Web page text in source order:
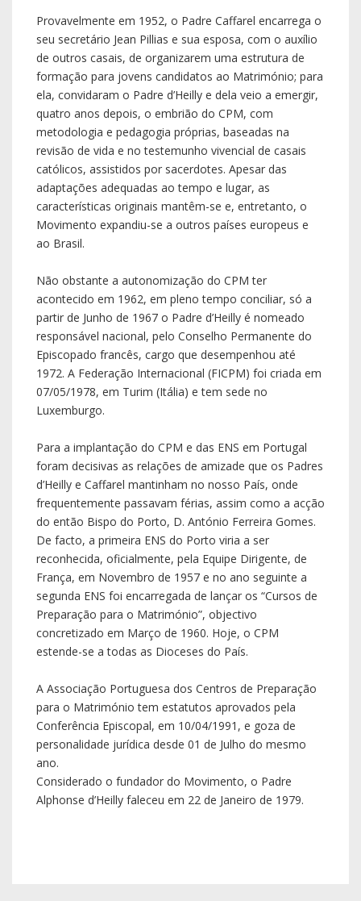
Provavelmente em 1952, o Padre Caffarel encarrega o
seu secretário Jean Pillias e sua esposa, com o auxílio
de outros casais, de organizarem uma estrutura de
formação para jovens candidatos ao Matrimónio; para
ela, convidaram o Padre d’Heilly e dela veio a emergir,
quatro anos depois, o embrião do CPM, com
metodologia e pedagogia próprias, baseadas na
revisão de vida e no testemunho vivencial de casais
católicos, assistidos por sacerdotes. Apesar das
adaptações adequadas ao tempo e lugar, as
características originais mantêm-se e, entretanto, o
Movimento expandiu-se a outros países europeus e
ao Brasil.
Não obstante a autonomização do CPM ter
acontecido em 1962, em pleno tempo conciliar, só a
partir de Junho de 1967 o Padre d’Heilly é nomeado
responsável nacional, pelo Conselho Permanente do
Episcopado francês, cargo que desempenhou até
1972. A Federação Internacional (FICPM) foi criada em
07/05/1978, em Turim (Itália) e tem sede no
Luxemburgo.
Para a implantação do CPM e das ENS em Portugal
foram decisivas as relações de amizade que os Padres
d’Heilly e Caffarel mantinham no nosso País, onde
frequentemente passavam férias, assim como a acção
do então Bispo do Porto, D. António Ferreira Gomes.
De facto, a primeira ENS do Porto viria a ser
reconhecida, oficialmente, pela Equipe Dirigente, de
França, em Novembro de 1957 e no ano seguinte a
segunda ENS foi encarregada de lançar os “Cursos de
Preparação para o Matrimónio”, objectivo
concretizado em Março de 1960. Hoje, o CPM
estende-se a todas as Dioceses do País.
A Associação Portuguesa dos Centros de Preparação
para o Matrimónio tem estatutos aprovados pela
Conferência Episcopal, em 10/04/1991, e goza de
personalidade jurídica desde 01 de Julho do mesmo
ano.
Considerado o fundador do Movimento, o Padre
Alphonse d’Heilly faleceu em 22 de Janeiro de 1979.